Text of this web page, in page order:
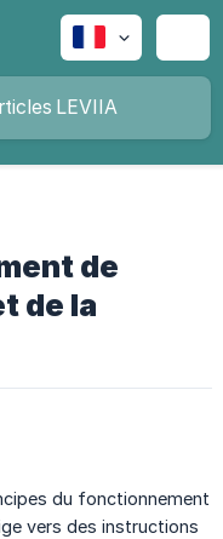
de
de la
du fonctionnement
vers des instructions